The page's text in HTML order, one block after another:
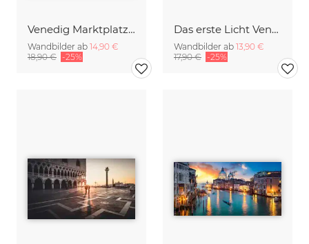
Venedig Marktplatz - Duplicate
Wandbilder ab 14,90 €
18,90 € -25%
Das erste Licht Venedig Panorama
Wandbilder ab 13,90 €
17,90 € -25%